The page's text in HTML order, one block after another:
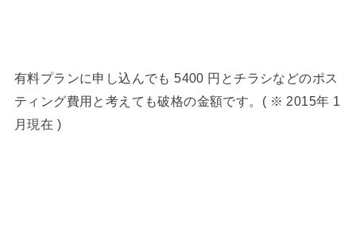
有料プランに申し込んでも 5400 円とチラシなどのポス
ティング費用と考えても破格の金額です。( ※ 2015年 1
月現在 )